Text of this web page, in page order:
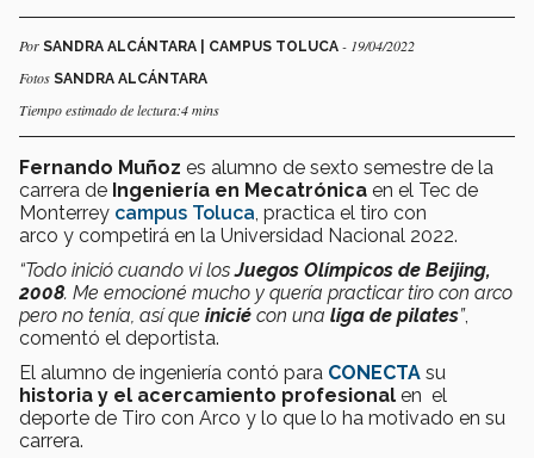
Por SANDRA ALCÁNTARA | CAMPUS TOLUCA - 19/04/2022
Fotos SANDRA ALCÁNTARA
Tiempo estimado de lectura:4 mins
Fernando Muñoz es alumno de sexto semestre de la
carrera de Ingeniería en Mecatrónica en el Tec de
Monterrey campus Toluca , practica el tiro con
arco y competirá en la Universidad Nacional 2022.
“Todo inició cuando vi losJuegos Olímpicos de Beijing,
2008. Me emocioné mucho y quería practicar tiro con arco
pero no tenía, así que inicié con una liga de pilates”,
comentó el deportista.
El alumno de ingeniería contó para CONECTA su
historia y el acercamiento profesional en el
deporte de Tiro con Arco y lo que lo ha motivado en su
carrera.